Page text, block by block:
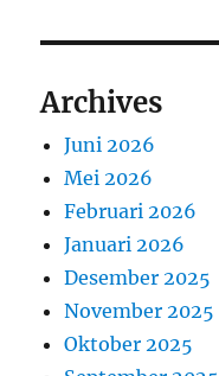
Archives
Juni 2026
Mei 2026
Februari 2026
Januari 2026
Desember 2025
November 2025
Oktober 2025